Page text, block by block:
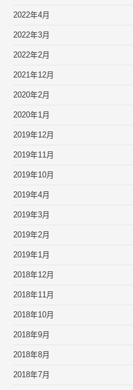
2022年4月
2022年3月
2022年2月
2021年12月
2020年2月
2020年1月
2019年12月
2019年11月
2019年10月
2019年4月
2019年3月
2019年2月
2019年1月
2018年12月
2018年11月
2018年10月
2018年9月
2018年8月
2018年7月